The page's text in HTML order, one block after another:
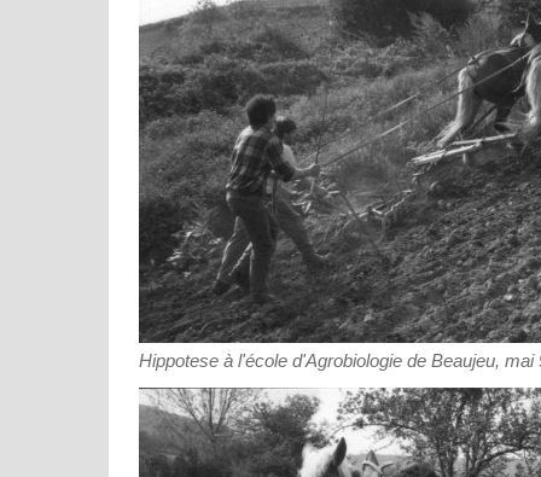
Hippotese à l'école d'Agrobiologie de Beaujeu, mai